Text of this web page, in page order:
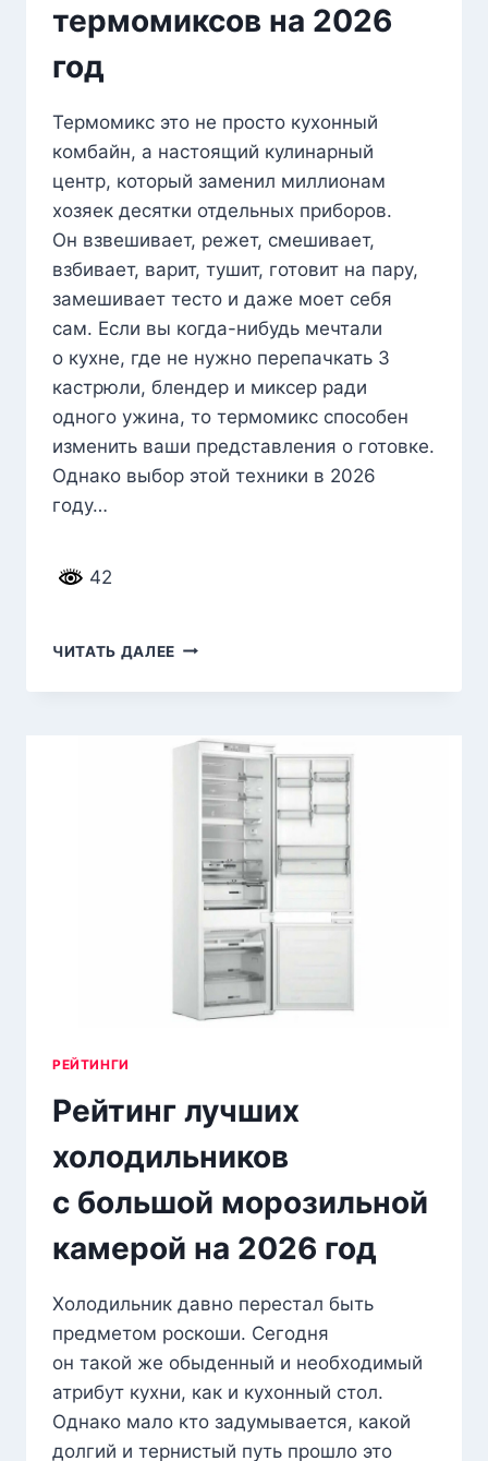
термомиксов на 2026
год
Термомикс это не просто кухонный
комбайн, а настоящий кулинарный
центр, который заменил миллионам
хозяек десятки отдельных приборов.
Он взвешивает, режет, смешивает,
взбивает, варит, тушит, готовит на пару,
замешивает тесто и даже моет себя
сам. Если вы когда-нибудь мечтали
о кухне, где не нужно перепачкать 3
кастрюли, блендер и миксер ради
одного ужина, то термомикс способен
изменить ваши представления о готовке.
Однако выбор этой техники в 2026
году…
42
ЧИТАТЬ ДАЛЕЕ РЕЙТИНГ
ТЕРМОМИКСОВ
ГОД
РЕЙТИНГИ
Рейтинг лучших
холодильников
с большой морозильной
камерой на 2026 год
Холодильник давно перестал быть
предметом роскоши. Сегодня
он такой же обыденный и необходимый
атрибут кухни, как и кухонный стол.
Однако мало кто задумывается, какой
долгий и тернистый путь прошло это